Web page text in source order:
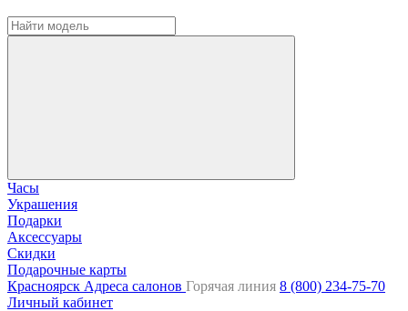
Часы
Украшения
Подарки
Аксессуары
Скидки
Подарочные карты
Красноярск Адреса салонов Горячая линия 8 (800) 234-75-70
Личный кабинет